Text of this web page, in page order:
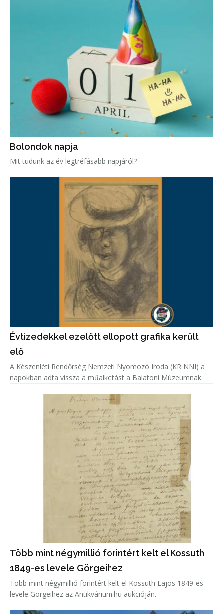
Bolondok napja
Mit tudunk az év legtréfásabb napjáról?
Évtizedekkel ezelőtt ellopott grafika került
elő
A Készenléti Rendőrség Nemzeti Nyomozó Iroda (KR NNI) a
napokban adta vissza a műalkotást a Balatoni Múzeumnak.
Több mint négymillió forintért kelt el Kossuth
1849-es levele Görgeihez
Több mint négymillió forintért kelt el Kossuth Lajos 1849-es
levele Görgeihez az Antikvárium.hu aukcióján.